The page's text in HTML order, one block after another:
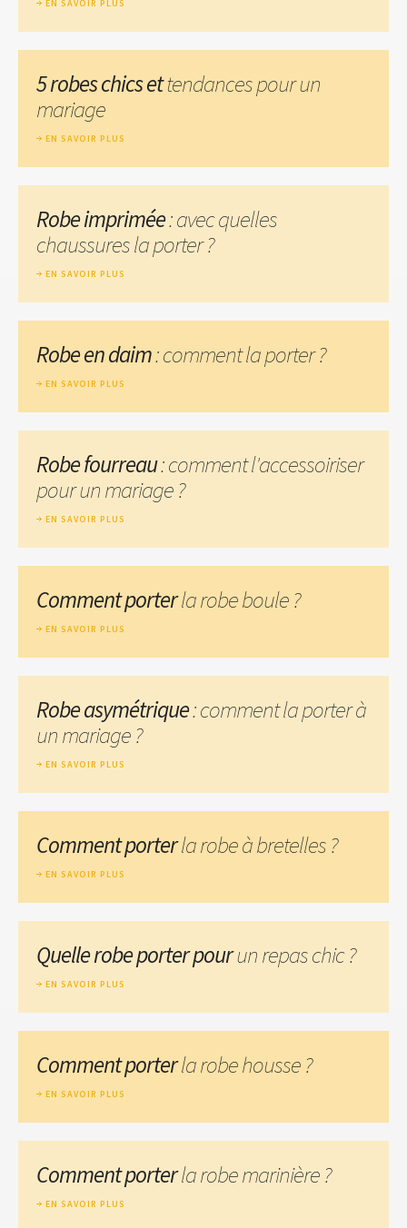
EN SAVOIR PLUS
5 robes chics ettendances pour un
mariage
EN SAVOIR PLUS
Robe imprimée: avec quelles
chaussures la porter ?
EN SAVOIR PLUS
Robe en daim: comment la porter ?
EN SAVOIR PLUS
Robe fourreau: comment l'accessoiriser
pour un mariage ?
EN SAVOIR PLUS
Comment porterla robe boule ?
EN SAVOIR PLUS
Robe asymétrique: comment la porter à
un mariage ?
EN SAVOIR PLUS
Comment porterla robe à bretelles ?
EN SAVOIR PLUS
Quelle robe porter pourun repas chic ?
EN SAVOIR PLUS
Comment porterla robe housse ?
EN SAVOIR PLUS
Comment porterla robe marinière ?
EN SAVOIR PLUS